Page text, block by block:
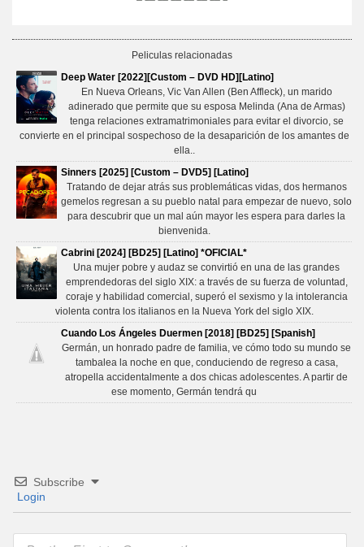
Peliculas relacionadas
Deep Water [2022][Custom – DVD HD][Latino]
En Nueva Orleans, Vic Van Allen (Ben Affleck), un marido
adinerado que permite que su esposa Melinda (Ana de Armas)
tenga relaciones extramatrimoniales para evitar el divorcio, se
convierte en el principal sospechoso de la desaparición de los amantes de
ella..
Sinners [2025] [Custom – DVD5] [Latino]
Tratando de dejar atrás sus problemáticas vidas, dos hermanos
gemelos regresan a su pueblo natal para empezar de nuevo, solo
para descubrir que un mal aún mayor les espera para darles la
bienvenida.
Cabrini [2024] [BD25] [Latino] *OFICIAL*
Una mujer pobre y audaz se convirtió en una de las grandes
emprendedoras del siglo XIX: a través de su fuerza de voluntad,
coraje y habilidad comercial, superó el sexismo y la intolerancia
violenta contra los italianos en la Nueva York del siglo XIX.
Cuando Los Ángeles Duermen [2018] [BD25] [Spanish]
Germán, un honrado padre de familia, ve cómo todo su mundo se
tambalea la noche en que, conduciendo de regreso a casa,
atropella accidentalmente a dos chicas adolescentes. A partir de
ese momento, Germán tendrá qu
Subscribe
Login